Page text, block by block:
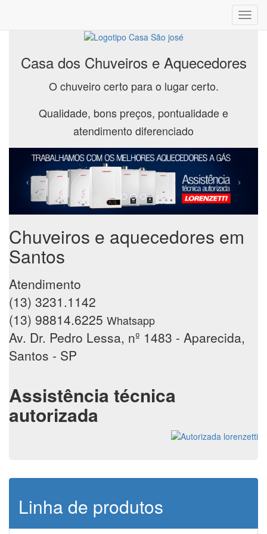
Casa dos Chuveiros e Aquecedores
O chuveiro certo para o lugar certo.
Qualidade, bons preços, pontualidade e
atendimento diferenciado
Chuveiros e aquecedores em
Santos
Atendimento
(13) 3231.1142
(13) 98814.6225 Whatsapp
Av. Dr. Pedro Lessa, nº 1483 - Aparecida,
Santos - SP
Assistência técnica
autorizada
Linha de produtos